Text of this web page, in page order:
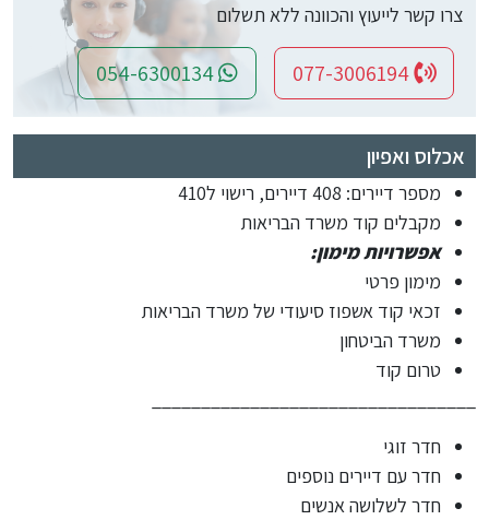
צרו קשר לייעוץ והכוונה ללא תשלום
אכלוס ואפיון
מספר דיירים: 408 דיירים, רישוי ל410
מקבלים קוד משרד הבריאות
אפשרויות מימון:
מימון פרטי
זכאי קוד אשפוז סיעודי של משרד הבריאות
משרד הביטחון
טרום קוד
חדר זוגי
חדר עם דיירים נוספים
חדר לשלושה אנשים